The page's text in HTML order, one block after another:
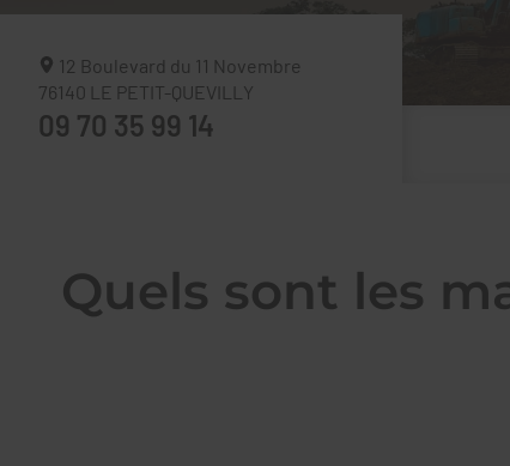
12 Boulevard du 11 Novembre
76140
LE PETIT-QUEVILLY
09 70 35 99 14
Quels sont les